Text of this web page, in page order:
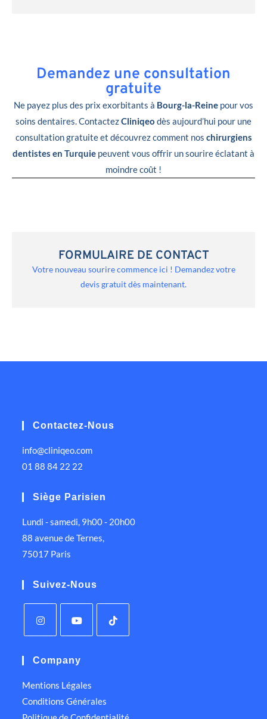
Demandez une consultation
gratuite
Ne payez plus des prix exorbitants à Bourg-la-Reine pour vos
soins dentaires. ContactezCliniqeo dès aujourd’hui pour une
consultation gratuite et découvrez comment nos chirurgiens
dentistes en Turquie peuvent vous offrir un sourire éclatant à
moindre coût !
FORMULAIRE DE CONTACT
Votre nouveau sourire commence ici ! Demandez votre
devis gratuit dès maintenant.
Contactez-Nous
info@cliniqeo.com
01 88 84 22 22
Siège Parisien
Lundi - samedi, 9h00 - 20h00
88 avenue de Ternes,
75017 Paris
Suivez-Nous
Company
Mentions Légales
Conditions Générales